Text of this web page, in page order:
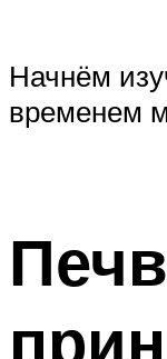
Начнём
временем